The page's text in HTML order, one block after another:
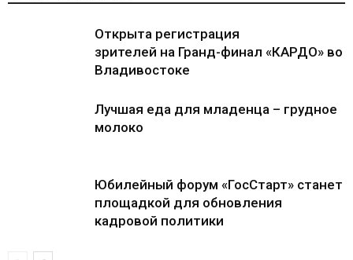
Открыта регистрация
зрителей на Гранд-финал «КАРДО» во
Владивостоке
Лучшая еда для младенца – грудное
молоко
Юбилейный форум «ГосСтарт» станет
площадкой для обновления
кадровой политики